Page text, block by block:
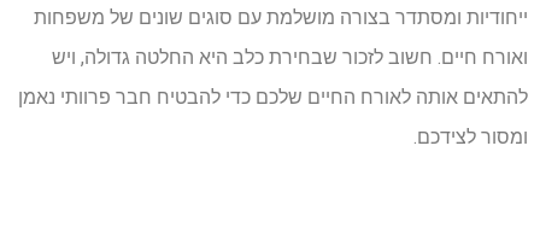
ייחודיות ומסתדר בצורה מושלמת עם סוגים שונים של משפחות
ואורח חיים. חשוב לזכור שבחירת כלב היא החלטה גדולה, ויש
להתאים אותה לאורח החיים שלכם כדי להבטיח חבר פרוותי נאמן
ומסור לצידכם.